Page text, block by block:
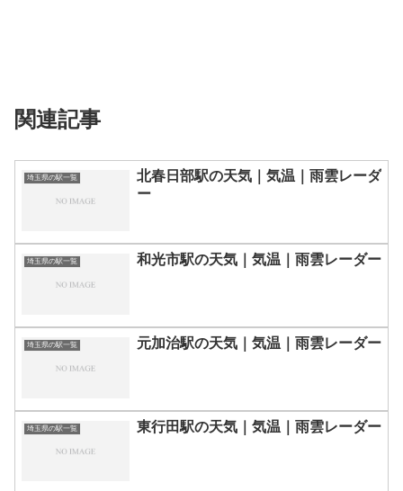
関連記事
埼玉県の駅一覧
北春日部駅の天気｜気温｜雨雲レーダ
ー
埼玉県の駅一覧 和光市駅の天気｜気温｜雨雲レーダー
埼玉県の駅一覧 元加治駅の天気｜気温｜雨雲レーダー
埼玉県の駅一覧 東行田駅の天気｜気温｜雨雲レーダー